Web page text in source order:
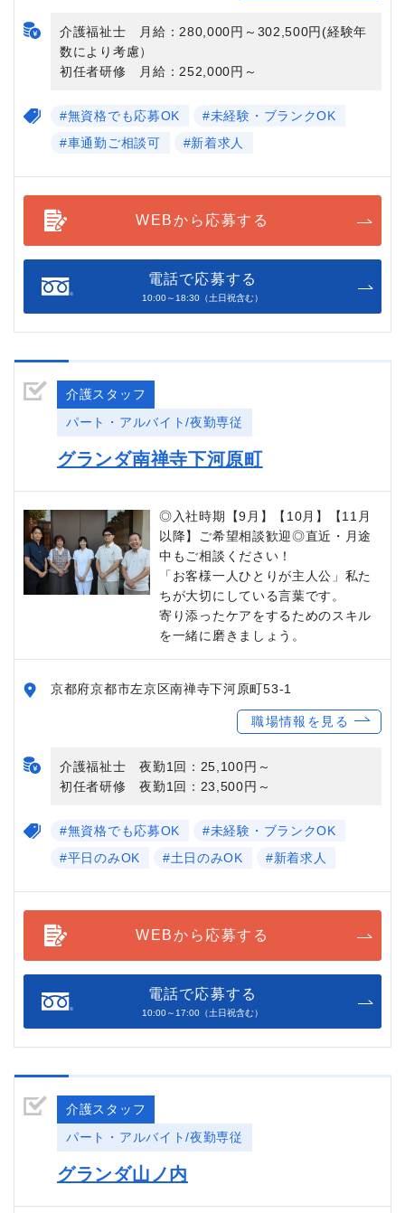
介護福祉士 月給：280,000円～302,500円(経験年
数により考慮）
初任者研修 月給：252,000円～
#無資格でも応募OK
#未経験・ブランクOK
#車通勤ご相談可
#新着求人
WEBから応募する
電話で応募する
10:00～18:30（土日祝含む）
介護スタッフ
パート・アルバイト/夜勤専従
グランダ南禅寺下河原町
◎入社時期【9月】【10月】【11月
以降】ご希望相談歓迎◎直近・月途
中もご相談ください！
「お客様一人ひとりが主人公」私た
ちが大切にしている言葉です。
寄り添ったケアをするためのスキル
を一緒に磨きましょう。
京都府京都市左京区南禅寺下河原町53-1
職場情報を見る
介護福祉士 夜勤1回：25,100円～
初任者研修 夜勤1回：23,500円～
#無資格でも応募OK
#未経験・ブランクOK
#平日のみOK
#土日のみOK #新着求人
WEBから応募する
電話で応募する
10:00～17:00（土日祝含む）
介護スタッフ
パート・アルバイト/夜勤専従
グランダ山ノ内